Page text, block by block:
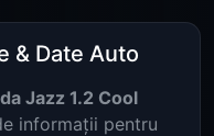
& Date Auto
Jazz 1.2 Cool
informații pentru